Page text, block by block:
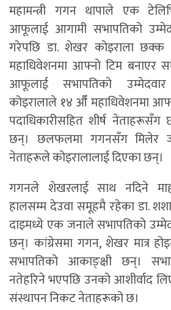
महामन्त्री गगन थापाले एक
आफूलाई आगामी सभापतिको
गरेपछि डा. शेखर कोइराला छक्क
महाधिवेशनमा आफ्नो टिम बनाएर
आफूलाई सभापतिको
कोइरालाले १४ औँ महाधिवेशनमा
पदाधिकारीसहित शीर्ष
छन्। छलफलमा गगनसँग मिलेर
नेताहरूले कोइरालालाई दिएका छन्।
गगनले शेखरलाई साथ नदिने
हालसम्म देउवा समूहमै रहेका डा.
दाइमध्ये एक जनाले सभापतिको
छन्। कांग्रेसमा गगन, शेखर मात्र
सभापतिको आकाङ्क्षी छन्।
नतेहरिने भएपछि उनको आशीर्वाद
संस्थापन निकट नेताहरूको छ।